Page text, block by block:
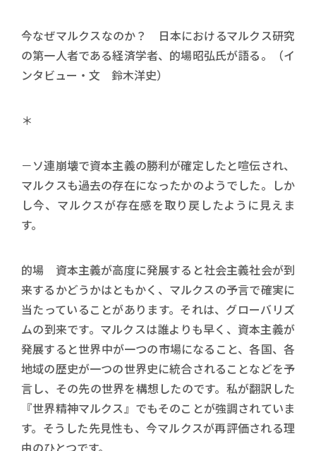
今なぜマルクスなのか？ 日本におけるマルクス研究
の第一人者である経済学者、的場昭弘氏が語る。（イ
ンタビュー・文 鈴木洋史）
＊
－ソ連崩壊で資本主義の勝利が確定したと喧伝され、
マルクスも過去の存在になったかのようでした。しか
し今、マルクスが存在感を取り戻したように見えま
す。
的場 資本主義が高度に発展すると社会主義社会が到
来するかどうかはともかく、マルクスの予言で確実に
当たっていることがあります。それは、グローバリズ
ムの到来です。マルクスは誰よりも早く、資本主義が
発展すると世界中が一つの市場になること、各国、各
地域の歴史が一つの世界史に統合されることなどを予
言し、その先の世界を構想したのです。私が翻訳した
『世界精神マルクス』でもそのことが強調されていま
す。そうした先見性も、今マルクスが再評価される理
由のひとつです。